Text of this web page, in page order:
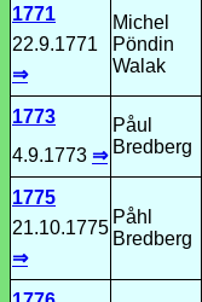
1771
22.9.1771
⇒
Michel
Pöndin
Walak
1773
4.9.1773 ⇒
Påul
Bredberg
1775
21.10.1775
⇒
Påhl
Bredberg